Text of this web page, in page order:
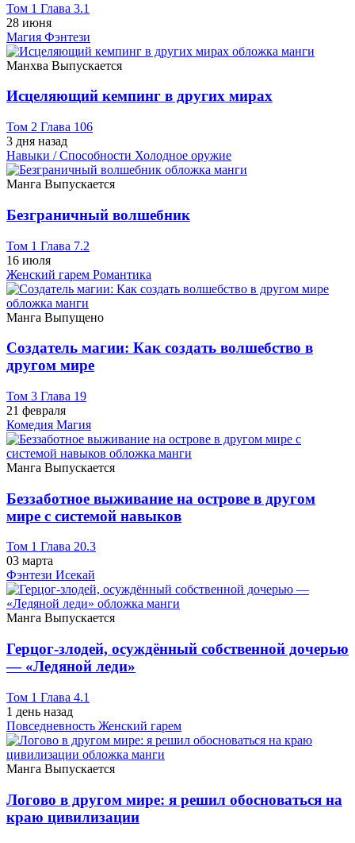
Том 1 Глава 3.1
28 июня
Магия Фэнтези
Манхва Выпускается
Исцеляющий кемпинг в других мирах
Том 2 Глава 106
3 дня назад
Навыки / Способности Холодное оружие
Манга Выпускается
Безграничный волшебник
Том 1 Глава 7.2
16 июля
Женский гарем Романтика
Манга Выпущено
Создатель магии: Как создать волшебство в
другом мире
Том 3 Глава 19
21 февраля
Комедия Магия
Манга Выпускается
Беззаботное выживание на острове в другом
мире с системой навыков
Том 1 Глава 20.3
03 марта
Фэнтези Исекай
Манга Выпускается
Герцог-злодей, осуждённый собственной дочерью
— «Ледяной леди»
Том 1 Глава 4.1
1 день назад
Повседневность Женский гарем
Манга Выпускается
Логово в другом мире: я решил обосноваться на
краю цивилизации